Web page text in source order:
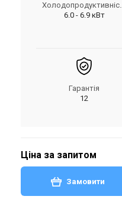
6.0 - 6.9 кВт
Гарантія
12
Ціна за запитом
Замовити